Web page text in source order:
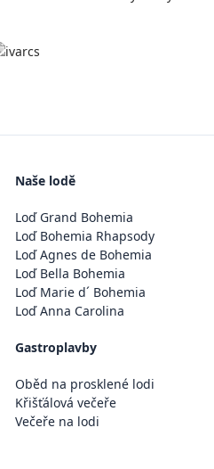
Naše lodě
Loď Grand Bohemia
Loď Bohemia Rhapsody
Loď Agnes de Bohemia
Loď Bella Bohemia
Loď Marie d´ Bohemia
Loď Anna Carolina
Gastroplavby
Oběd na prosklené lodi
Křišťálová večeře
Večeře na lodi